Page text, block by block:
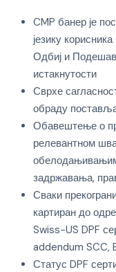
CMP банер је
језику
Одбиј и
истакнутости
Сврхе
обраду
Обавештење о
релевантном
задржавања,
Сваки
картиран до
Swiss-US DPF
addendum SCC,
Статус DPF